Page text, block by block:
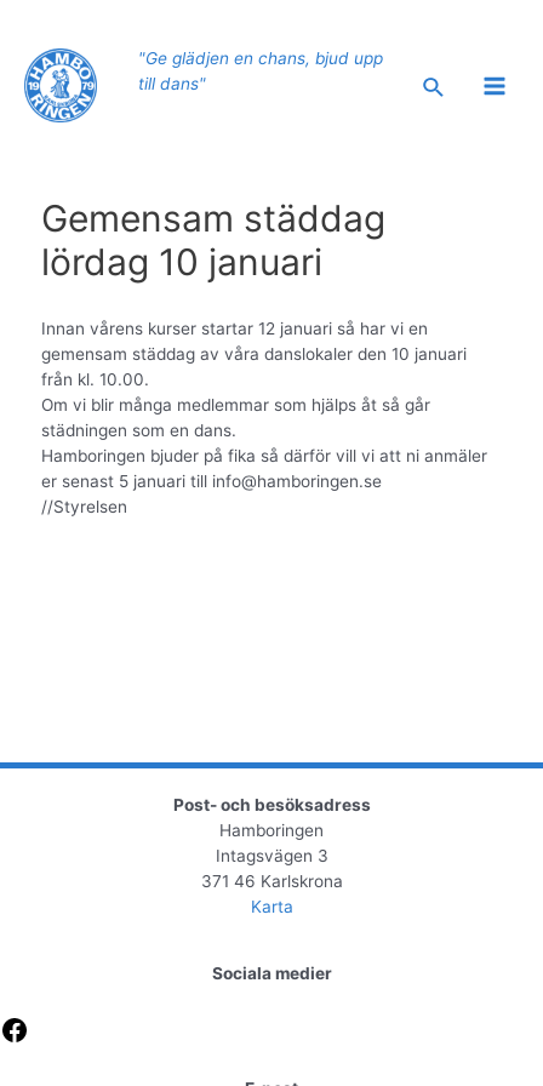
innehåll
"Ge glädjen en chans, bjud upp
till dans"
Sök
Main
Gemensam städdag
lördag 10 januari
Innan vårens kurser startar 12 januari så har vi en
gemensam städdag av våra danslokaler den 10 januari
från kl. 10.00.
Om vi blir många medlemmar som hjälps åt så går
städningen som en dans.
Hamboringen bjuder på fika så därför vill vi att ni anmäler
er senast 5 januari till info@hamboringen.se
//Styrelsen
Post- och besöksadress
Hamboringen
Intagsvägen 3
371 46 Karlskrona
Karta
Sociala medier